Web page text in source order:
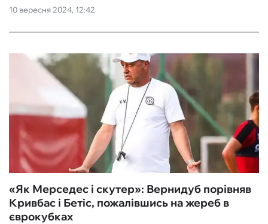
10 вересня 2024, 12:42
«Як Мерседес і скутер»: Вернидуб порівняв
Кривбас і Бетіс, пожалівшись на жереб в
єврокубках